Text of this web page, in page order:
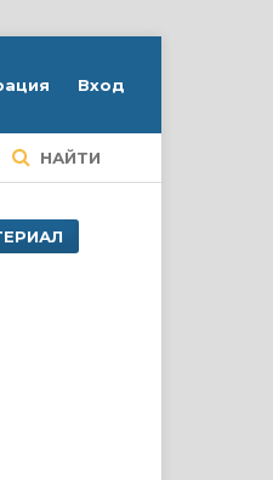
НАЙТИ
Вход